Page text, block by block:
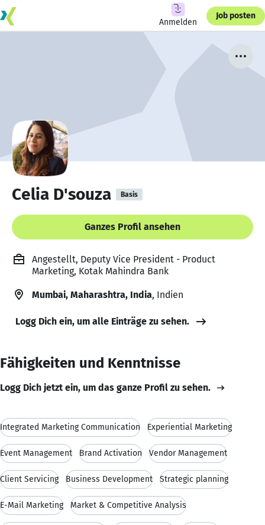
Anmelden
Job posten
Celia D'souza Basis
Ganzes Profil ansehen
Angestellt, Deputy Vice President - Product
Marketing, Kotak Mahindra Bank
Mumbai, Maharashtra, India, Indien
Logg Dich ein, um alle Einträge zu sehen.
Fähigkeiten und Kenntnisse
Logg Dich jetzt ein, um das ganze Profil zu sehen.
Integrated Marketing Communication Experiential Marketing
Event Management Brand Activation Vendor Management
Client Servicing Business Development Strategic planning
E-Mail Marketing Market & Competitive Analysis